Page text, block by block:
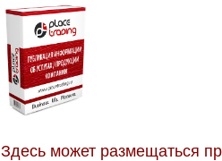
Здесь может размещаться